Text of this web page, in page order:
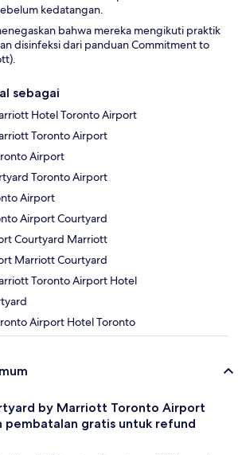
kedatangan.
bahwa mereka mengikuti praktik
disinfeksi dari panduan Commitment to
sebagai
Hotel Toronto Airport
Toronto Airport
Airport
Toronto Airport
Airport
Airport Courtyard
Courtyard Marriott
Marriott Courtyard
Toronto Airport Hotel
Airport Hotel Toronto
by Marriott Toronto Airport
pembatalan gratis untuk refund